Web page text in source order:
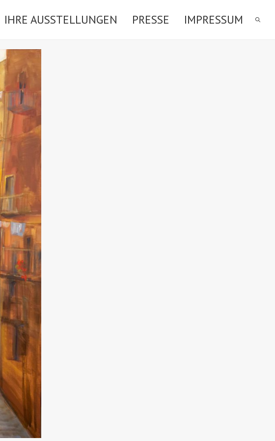
IHRE AUSSTELLUNGEN PRESSE IMPRESSUM